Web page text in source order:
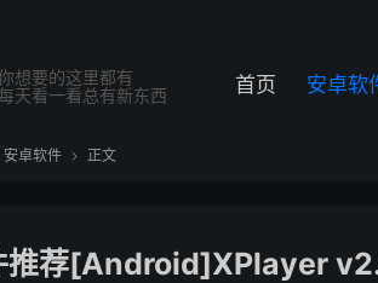
想要的这里都有
天看一看总有新东西
首页 安卓软
安卓软件  正文
推荐[Android]XPlayer